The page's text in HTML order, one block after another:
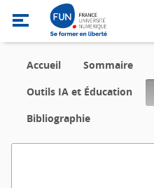
Accueil Sommaire
Outils IA et Éducation
Bibliographie